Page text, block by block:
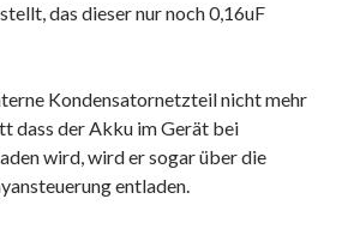
das dieser nur noch 0,16uF
Kondensatornetzteil nicht mehr
dass der Akku im Gerät bei
wird, wird er sogar über die
entladen.